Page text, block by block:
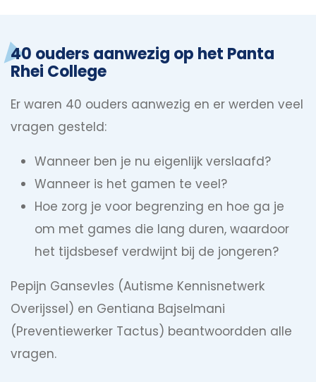
40 ouders aanwezig op het Panta
Rhei College
Er waren 40 ouders aanwezig en er werden veel
vragen gesteld:
Wanneer ben je nu eigenlijk verslaafd?
Wanneer is het gamen te veel?
Hoe zorg je voor begrenzing en hoe ga je
om met games die lang duren, waardoor
het tijdsbesef verdwijnt bij de jongeren?
Pepijn Gansevles (Autisme Kennisnetwerk
Overijssel) en Gentiana Bajselmani
(Preventiewerker Tactus) beantwoordden alle
vragen.